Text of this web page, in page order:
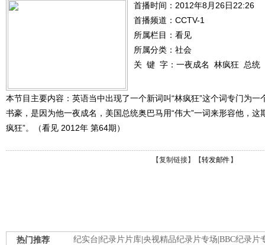
首播时间：2012年8月26日22:26
首播频道： CCTV-1
所属栏目： 看见
所属分类：社会
关 键 字： 一夜成名 林疯狂 总统
本节目主要内容：英语当中出现了一个新词叫“林疯狂”这个词专门为
书豪，是因为他一夜成名，美国总统奥巴马用“伟大”一词来形容他，这
疯狂”。（看见 2012年 第64期）
【复制链接】【转发邮件 】
纪实台 纪录片片库 央视精品纪录片专场 BBC纪录片
热门推荐